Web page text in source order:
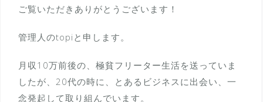
ご覧いただきありがとうございます！
管理人のtopiと申します。
月収10万前後の、極貧フリーター生活を送っていま
したが、20代の時に、とあるビジネスに出会い、一
念発起して取り組んでいます。